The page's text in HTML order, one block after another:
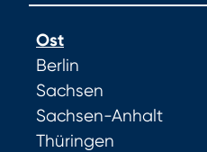
Ost
Berlin
Sachsen
Sachsen-Anhalt
Thüringen